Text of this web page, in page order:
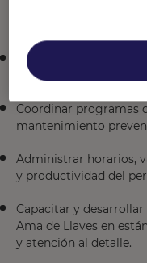
mantenimiento
Garantizar el
Fairmont y
Coordinar programas
mantenimiento
Administrar horarios,
y productividad del
Capacitar y
Ama de Llaves en
y atención al detalle.